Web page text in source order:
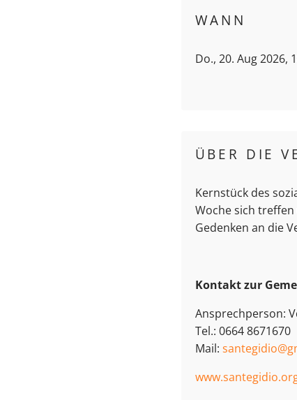
WANN
Do., 20. Aug 2026,
ÜBER DIE
Kernstück des
Woche sich
Gedenken an die
Kontakt zur
Ansprechperson:
Tel.: 0664 8671670
Mail: